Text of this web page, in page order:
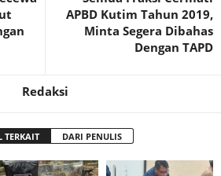
APBD Kutim Tahun 2019,
Minta Segera Dibahas
Dengan TAPD
Redaksi
TERKAIT DARI PENULIS